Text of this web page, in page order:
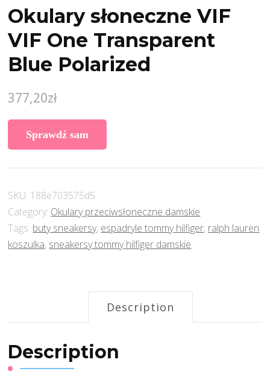
Okulary słoneczne VIF
VIF One Transparent
Blue Polarized
377,20zł
Sprawdź sam
SKU: 188e703575d5
Category: Okulary przeciwsłoneczne damskie
Tags: buty sneakersy, espadryle tommy hilfiger, ralph lauren
koszulka, sneakersy tommy hilfiger damskie
Description
Description